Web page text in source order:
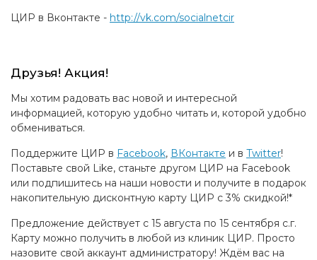
ЦИР в Вконтакте - http://vk.com/socialnetcir
Друзья! Акция!
Мы хотим радовать вас новой и интересной
информацией, которую удобно читать и, которой удобно
обмениваться.
Поддержите ЦИР в Facebook, ВКонтакте и в Twitter!
Поставьте свой Like, станьте другом ЦИР на Facebook
или подпишитесь на наши новости и получите в подарок
накопительную дисконтную карту ЦИР с 3% скидкой!*
Предложение действует с 15 августа по 15 сентября с.г.
Карту можно получить в любой из клиник ЦИР. Просто
назовите свой аккаунт администратору! Ждём вас на